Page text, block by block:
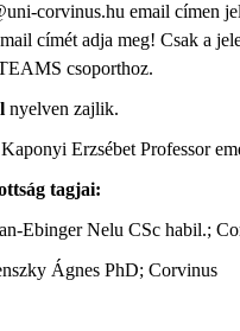
corvinus.hu email címen
címét adja meg! Csak a
csoporthoz.
nyelven zajlik.
Erzsébet Professor
tagjai:
Ebinger Nelu CSc habil.;
Ágnes PhD; Corvinus